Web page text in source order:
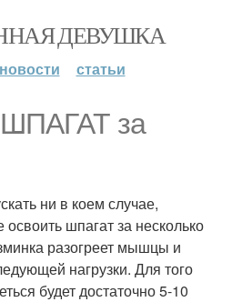
ДЕВУШКА
новости статьи
ШПАГАТ за
ни в коем случае,
шпагат за несколько
разогреет мышцы и
нагрузки. Для того
будет достаточно 5-10